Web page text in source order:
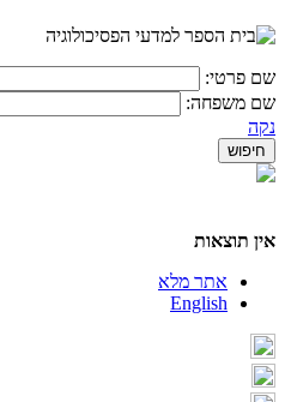
שם פרטי:
שם משפחה:
נקה
אין תוצאות
אתר מלא
English